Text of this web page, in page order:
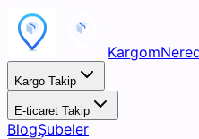
Kargo Takip
E-ticaret Takip
BlogŞubeler